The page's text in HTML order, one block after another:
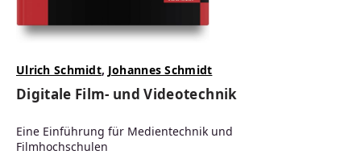
Ulrich Schmidt, Johannes Schmidt
Digitale Film- und Videotechnik
Eine Einführung für Medientechnik und
Filmhochschulen